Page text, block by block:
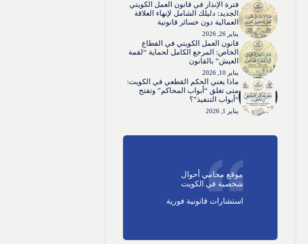
فترة الإنذار في قانون العمل الكويتي
الجديد: دليلك الشامل لإنهاء العلاقة
العمالية دون خسائر قانونية
يناير 26, 2026
قانون العمل الكويتي في القطاع
الخاص: المرجع الكامل لحماية “لقمة
العيش” بالقانون
يناير 10, 2026
ماذا يعني الحكم القطعي في الكويت:
متى تغلق “أبواب المحاكم” وتفتح
“أبواب التنفيذ”؟
يناير 1, 2026
موقع محامي أحوال
شخصية في الكويت
استشارات قانونية فورية